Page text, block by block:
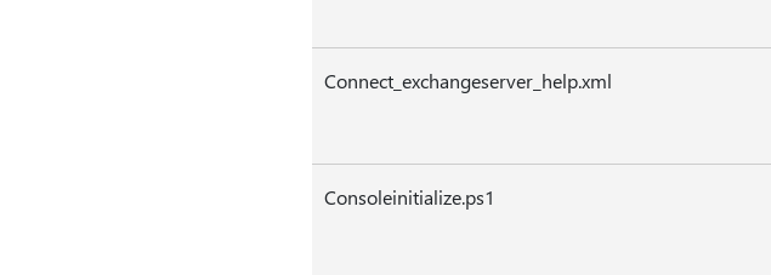
Connect_exchangeserver_help.xml
Consoleinitialize.ps1